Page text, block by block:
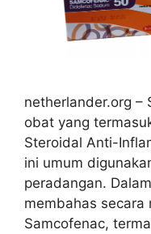
netherlander.org –
obat yang
Steroidal Anti-
ini umum
peradangan.
membahas secara
Samcofenac,